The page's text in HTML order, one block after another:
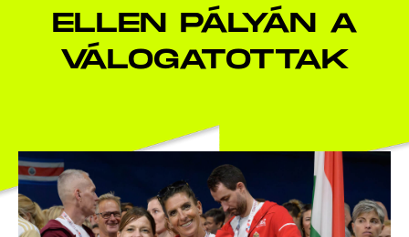
ELLEN PÁLYÁN A
VÁLOGATOTTAK